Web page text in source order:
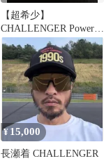
【超希少】
CHALLENGER Power
Slidersメッシュキャッ
プ
¥ 15,000
長瀬着 CHALLENGER